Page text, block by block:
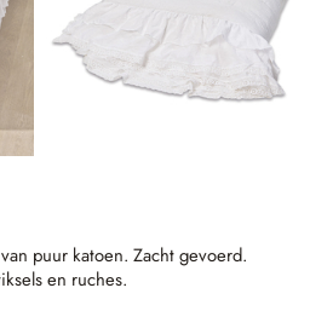
puur katoen. Zacht gevoerd.
en ruches.